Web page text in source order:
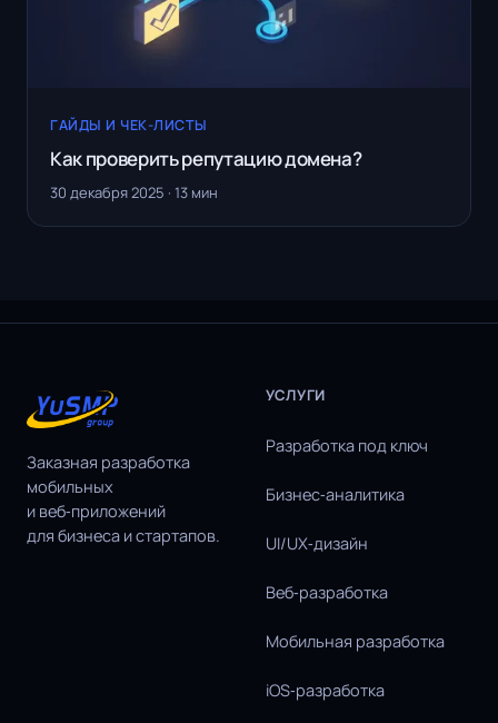
ГАЙДЫ И ЧЕК-ЛИСТЫ
Как проверить репутацию домена?
30 декабря 2025 · 13 мин
Заказная разработка
мобильных
и веб‑приложений
для бизнеса и стартапов.
УСЛУГИ
Разработка под ключ
Бизнес‑аналитика
UI/UX‑дизайн
Веб‑разработка
Мобильная разработка
iOS‑разработка